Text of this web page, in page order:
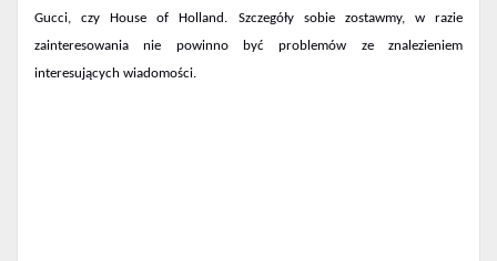
Gucci, czy House of Holland. Szczegóły sobie zostawmy, w razie
zainteresowania nie powinno być problemów ze znalezieniem
interesujących wiadomości.